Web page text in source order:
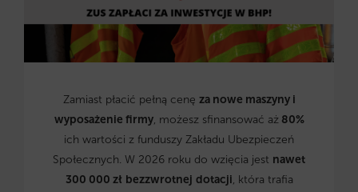
Zamiast płacić pełną cenę za nowe maszyny i
wyposażenie firmy, możesz sfinansować aż80%
ich wartości z funduszy Zakładu Ubezpieczeń
Społecznych. W 2026 roku do wzięcia jest nawet
300 000 zł bezzwrotnej dotacji, która trafia